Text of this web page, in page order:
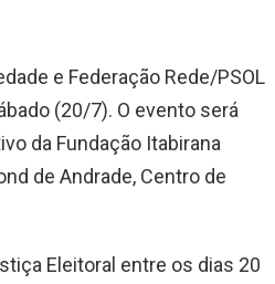
e Federação Rede/PSOL
(20/7). O evento será
da Fundação Itabirana
de Andrade, Centro de
Eleitoral entre os dias 20